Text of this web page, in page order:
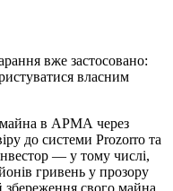
вже застосовано:
власним
майна в АРМА через
до системи Prozorro та
— у тому числі,
гривень у прозору
збереження свого майна